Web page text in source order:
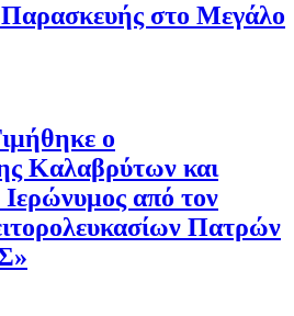
στο Μεγάλο
ο
Καλαβρύτων και
Ιερώνυμος από τον
Πατρών